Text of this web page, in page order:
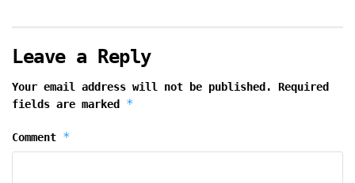
Leave a Reply
Your email address will not be published.
Required
fields are marked *
Comment *